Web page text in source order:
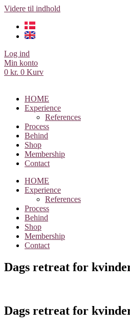
Videre til indhold
Log ind
Min konto
0 kr. 0 Kurv
HOME
Experience
References
Process
Behind
Shop
Membership
Contact
HOME
Experience
References
Process
Behind
Shop
Membership
Contact
Dags retreat for
Dags retreat for